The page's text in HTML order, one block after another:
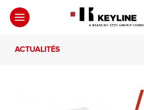
ACTUALITÉS